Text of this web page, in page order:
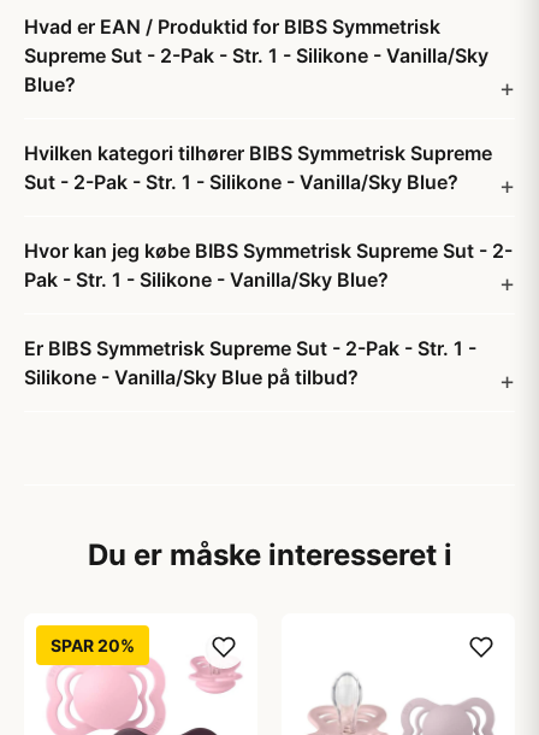
Hvad er EAN / Produktid for BIBS Symmetrisk
Supreme Sut - 2-Pak - Str. 1 - Silikone - Vanilla/Sky
Blue?
Hvilken kategori tilhører BIBS Symmetrisk Supreme
Sut - 2-Pak - Str. 1 - Silikone - Vanilla/Sky Blue?
Hvor kan jeg købe BIBS Symmetrisk Supreme Sut - 2-
Pak - Str. 1 - Silikone - Vanilla/Sky Blue?
Er BIBS Symmetrisk Supreme Sut - 2-Pak - Str. 1 -
Silikone - Vanilla/Sky Blue på tilbud?
Du er måske interesseret i
SPAR 20%